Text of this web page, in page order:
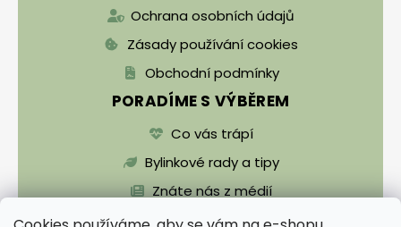
Ochrana osobních údajů
Zásady používání cookies
Obchodní podmínky
PORADÍME S VÝBĚREM
Co vás trápí
Bylinkové rady a tipy
Znáte nás z médií